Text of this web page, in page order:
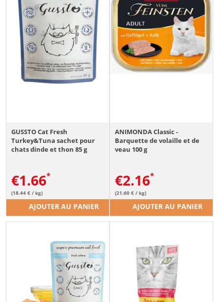
GUSSTO Cat Fresh
Turkey&Tuna sachet pour
chats dinde et thon 85 g
€1.66
(18.44 € / kg)
AJOUTER AU PANIER
ANIMONDA Classic -
Barquette de volaille et de
veau 100 g
€2.16
(21.60 € / kg)
AJOUTER AU PANIER